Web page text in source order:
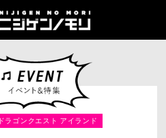
ドラゴンクエスト アイランド